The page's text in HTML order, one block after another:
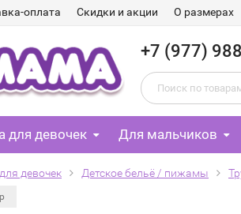
оплата Скидки и акции О размерах
+7 (977)
для девочек Для мальчиков
девочек Детское бельё / пижамы